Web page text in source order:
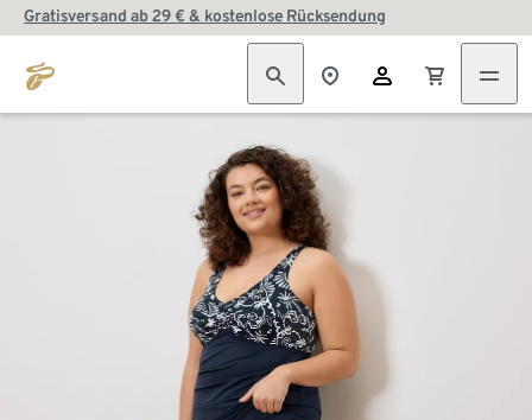
Gratisversand ab 29 € & kostenlose Rücksendung